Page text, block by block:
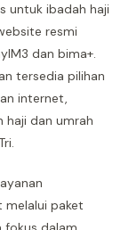
untuk ibadah haji
resmi
dan bima+.
tersedia pilihan
internet,
haji dan umrah
melalui paket